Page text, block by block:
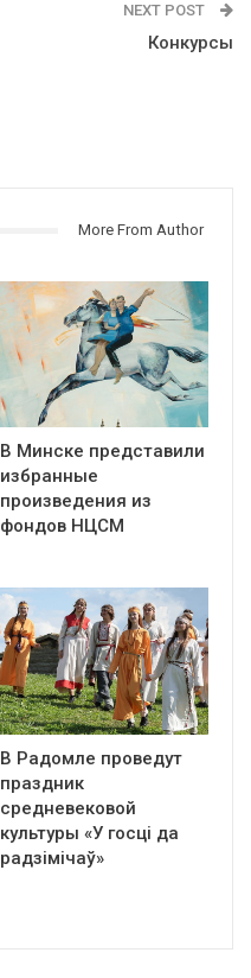
NEXT POST
Конкурсы
More From Author
В Минске представили
избранные
произведения из
фондов НЦСМ
В Радомле проведут
праздник
средневековой
культуры «У госці да
радзімічаў»